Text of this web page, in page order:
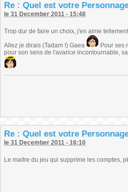
Re : Quel est votre
le 31 December 2011 - 15:48
Trop dur de faire un choix, j'en aime
Allez je dirais (Tadam !) Gaea
Pour ses
pour son sens de l'avarice incontournable,
Re : Quel est votre
le 31 December 2011 - 16:10
Le maitre du jeu qui supprime les comptes,